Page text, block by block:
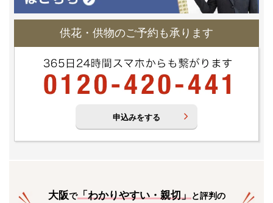
供花・供物のご予約も承ります
申込みをする
大阪で「わかりやすい・親切」と評判の